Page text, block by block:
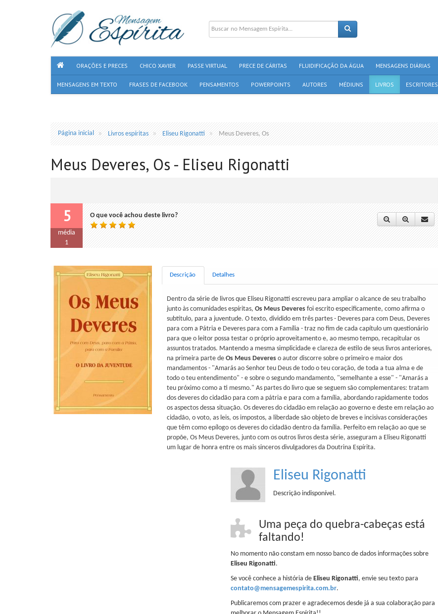
ORAÇÕES E PRECES CHICO XAVIER PASSE VIRTUAL PRECE DE CÁRITAS FLUIDIFICAÇÃO DA ÁGUA MENSAGENS DIÁRIAS
MENSAGENS EM TEXTO FRASES DE FACEBOOK PENSAMENTOS POWERPOINTS AUTORES MÉDIUNS LIVROS ESCRITORES
Página inicial Livros espíritas Eliseu Rigonatti Meus Deveres, Os
Meus Deveres, Os - Eliseu Rigonatti
5
média
1
O que você achou deste livro?
Descrição Detalhes
Dentro da série de livros que Eliseu Rigonatti escreveu para ampliar o alcance de seu trabalho
junto às comunidades espíritas, Os Meus Deveres foi escrito especificamente, como afirma o
subtítulo, para a juventude. O texto, dividido em três partes - Deveres para com Deus, Deveres
para com a Pátria e Deveres para com a Família - traz no fim de cada capítulo um questionário
para que o leitor possa testar o próprio aproveitamento e, ao mesmo tempo, recapitular os
assuntos tratados. Mantendo a mesma simplicidade e clareza de estilo de seus livros anteriores,
na primeira parte de Os Meus Deveres o autor discorre sobre o primeiro e maior dos
mandamentos - "Amarás ao Senhor teu Deus de todo o teu coração, de toda a tua alma e de
todo o teu entendimento" - e sobre o segundo mandamento, "semelhante a esse" - "Amarás a
teu próximo como a ti mesmo." As partes do livro que se seguem são complementares: tratam
dos deveres do cidadão para com a pátria e para com a família, abordando rapidamente todos
os aspectos dessa situação. Os deveres do cidadão em relação ao governo e deste em relação ao
cidadão, o voto, as leis, os impostos, a liberdade são objeto de breves e incisivas considerações
que têm como epílogo os deveres do cidadão dentro da família. Perfeito em relação ao que se
propõe, Os Meus Deveres, junto com os outros livros desta série, asseguram a Eliseu Rigonatti
um lugar de honra entre os mais sinceros divulgadores da Doutrina Espírita.
Eliseu Rigonatti
Descrição indisponível.
Uma peça do quebra-cabeças está
faltando!
No momento não constam em nosso banco de dados informações sobre
Eliseu Rigonatti.
Se você conhece a história de Eliseu Rigonatti, envie seu texto para
contato@mensagemespirita.com.br.
Publicaremos com prazer e agradecemos desde já a sua colaboração para